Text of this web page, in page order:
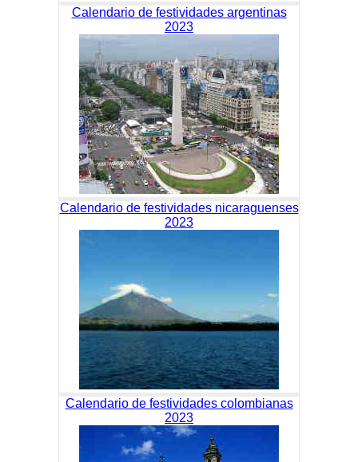
Calendario de festividades argentinas
2023
Calendario de festividades nicaraguenses
2023
Calendario de festividades colombianas
2023